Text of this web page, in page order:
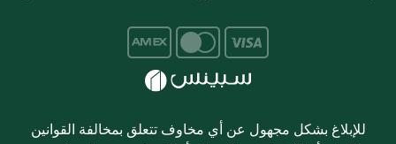
للإبلاغ بشكل مجهول عن أي مخاوف تتعلق بمخالفة القوانين